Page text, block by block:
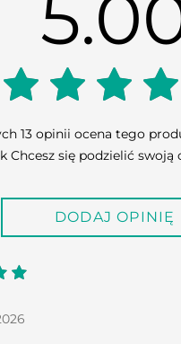
5.00
out
5
13 opinii ocena tego
Chcesz się podzielić swoją
DODAJ OPINIĘ